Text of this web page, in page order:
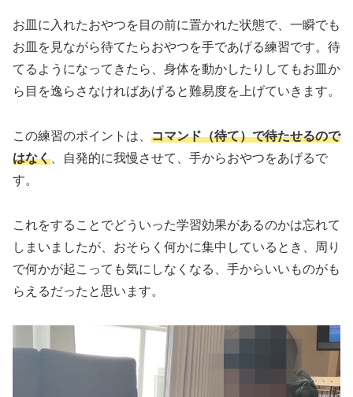
お皿に入れたおやつを目の前に置かれた状態で、一瞬でも
お皿を見ながら待てたらおやつを手であげる練習です。待
てるようになってきたら、身体を動かしたりしてもお皿か
ら目を逸らさなければあげると難易度を上げていきます。
この練習のポイントは、 コマンド（待て）で待たせるので
はなく 、自発的に我慢させて、手からおやつをあげるで
す。
これをすることでどういった学習効果があるのかは忘れて
しまいましたが、おそらく何かに集中しているとき、周り
で何かが起こっても気にしなくなる、手からいいものがも
らえるだったと思います。